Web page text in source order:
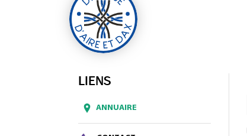
LIENS
ANNUAIRE